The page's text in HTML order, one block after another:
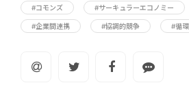
#コモンズ #サーキュラーエコノミー
#企業間連携 #協調的競争 #循